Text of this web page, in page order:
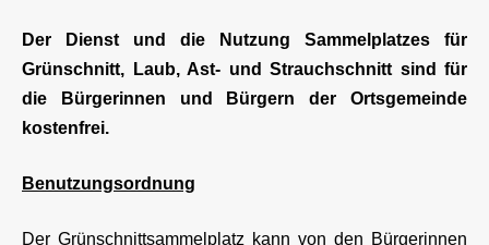
Der Dienst und die Nutzung Sammelplatzes für
Grünschnitt, Laub, Ast- und Strauchschnitt sind für
die Bürgerinnen und Bürgern der Ortsgemeinde
kostenfrei.
Benutzungsordnung
Der Grünschnittsammelplatz kann von den Bürgerinnen